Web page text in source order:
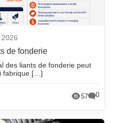
2026
de fonderie
des liants de fonderie peut
fabrique […]
57 0